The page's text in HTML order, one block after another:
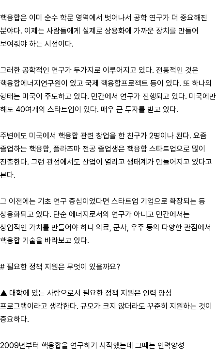
핵융합은 이미 순수 학문 영역에서 벗어나서 공학 연구가 더 중요해진
분야다. 이제는 사람들에게 실제로 상용화에 가까운 장치를 만들어
보여줘야 하는 시점이다.
그러한 공학적인 연구가 두가지로 이루어지고 있다. 전통적인 것은
핵융합에너지연구원이 있고 국제 핵융합프로젝트 등이 있다. 또 하나의
형태는 미국이 주도하고 있다. 민간에서 연구가 진행되고 있다. 미국에만
해도 40여개의 스타트업이 있다. 매우 큰 투자를 받고 있다.
주변에도 미국에서 핵융합 관련 창업을 한 친구가 2명이나 된다. 요즘
졸업하는 핵융합, 플라즈마 전공 졸업생은 핵융합 스타트업으로 많이
진출한다. 그런 관점에서도 산업이 열리고 생태계가 만들어지고 있다고
본다.
그 이전에는 기초 연구 중심이었다면 스타트업 기업으로 확장되는 등
상용화되고 있다. 단순 에너지로서의 연구가 아니고 민간에서는
상업적인 가치를 만들어야 하니 의료, 군사, 우주 등의 다양한 관점에서
핵융합 기술을 바라보고 있다.
# 필요한 정책 지원은 무엇이 있을까요?
▲ 대학에 있는 사람으로서 필요한 정책 지원은 인력 양성
프로그램이라고 생각한다. 규모가 크지 않더라도 꾸준히 지원하는 것이
중요하다.
2009년부터 핵융합을 연구하기 시작했는데 그때는 인력양성